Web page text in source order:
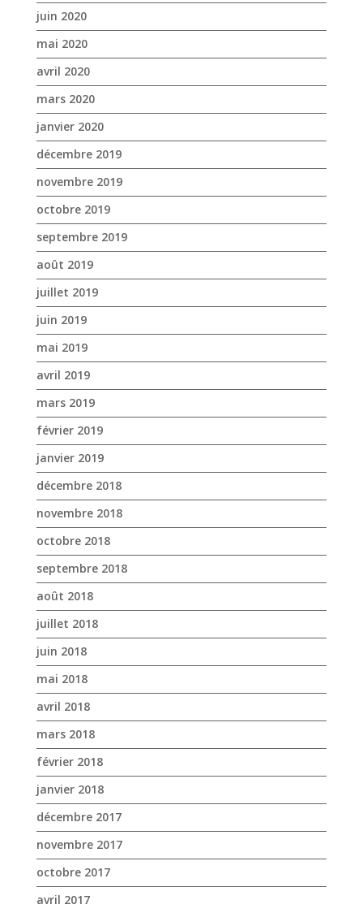
mars 2020
janvier 2020
décembre 2019
novembre 2019
octobre 2019
septembre 2019
août 2019
juillet 2019
juin 2019
mai 2019
avril 2019
mars 2019
février 2019
janvier 2019
décembre 2018
novembre 2018
octobre 2018
septembre 2018
août 2018
juillet 2018
juin 2018
mai 2018
avril 2018
mars 2018
février 2018
janvier 2018
décembre 2017
novembre 2017
octobre 2017
avril 2017